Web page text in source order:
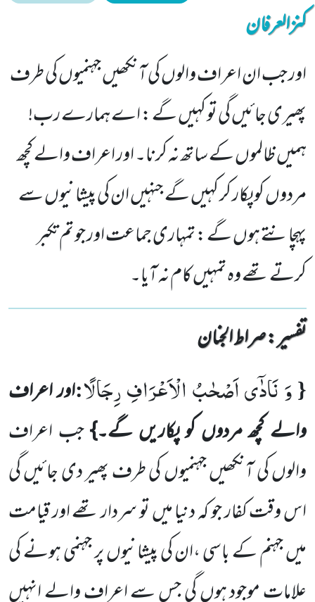
کنزالعرفان
اور جب ان اعراف والوں کی آنکھیں جہنمیوں کی طرف
پھیری جائیں گی تو کہیں گے : اے ہمارے رب!
ہمیں ظالموں کے ساتھ نہ کرنا۔ اور اعراف والے کچھ
مردوں کو پکار کر کہیں گے جنہیں ان کی پیشانیوں سے
پہچانتے ہوں گے : تمہاری جماعت اور جو تم تکبر
کرتے تھے وہ تمہیں کام نہ آیا۔
تفسیر : ‎صراط الجنان
{وَ نَادٰۤى اَصْحٰبُ الْاَعْرَافِ رِجَالًا:اور اعراف
والے کچھ مردوں کو پکاریں گے۔}جب اعراف
والوں کی آنکھیںجہنمیوں کی طرف پھیر دی جائیں گی
اس وقت کفار جو کہ دنیا میں تو سردار تھے اور قیامت
میں جہنم کے باسی ،ان کی پیشانیوں پر جہنمی ہونے کی
علامات موجود ہوں گی جس سے اعراف والے انہیں